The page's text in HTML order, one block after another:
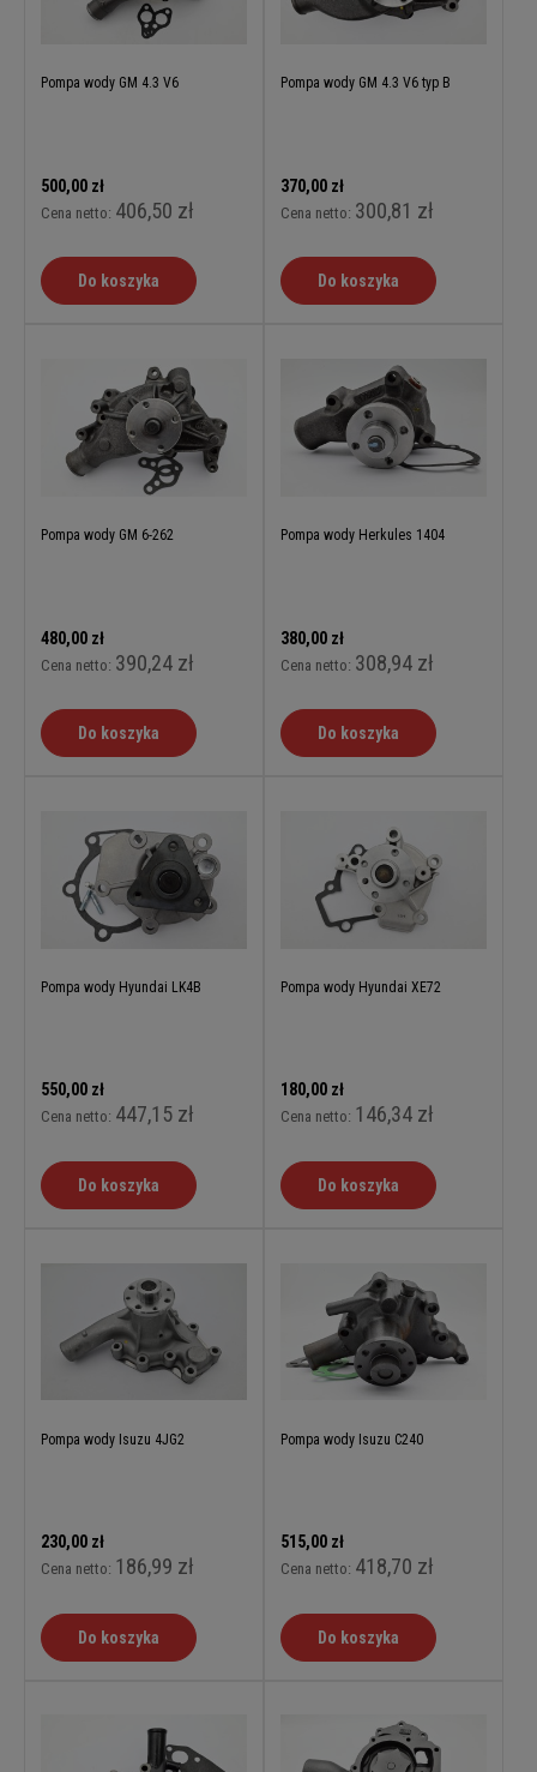
Pompa wody GM 4.3 V6
500,00 zł
Cena netto: 406,50 zł
Do koszyka
Pompa wody GM 4.3 V6 typ B
370,00 zł
Cena netto: 300,81 zł
Do koszyka
Pompa wody GM 6-262
480,00 zł
Cena netto: 390,24 zł
Do koszyka
Pompa wody Herkules 1404
380,00 zł
Cena netto: 308,94 zł
Do koszyka
Pompa wody Hyundai LK4B
550,00 zł
Cena netto: 447,15 zł
Do koszyka
Pompa wody Hyundai XE72
180,00 zł
Cena netto: 146,34 zł
Do koszyka
Pompa wody Isuzu 4JG2
230,00 zł
Cena netto: 186,99 zł
Do koszyka
Pompa wody Isuzu C240
515,00 zł
Cena netto: 418,70 zł
Do koszyka